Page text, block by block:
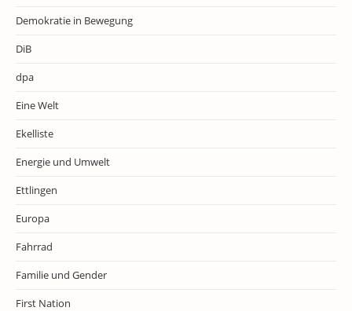
Demokratie in Bewegung
DiB
dpa
Eine Welt
Ekelliste
Energie und Umwelt
Ettlingen
Europa
Fahrrad
Familie und Gender
First Nation